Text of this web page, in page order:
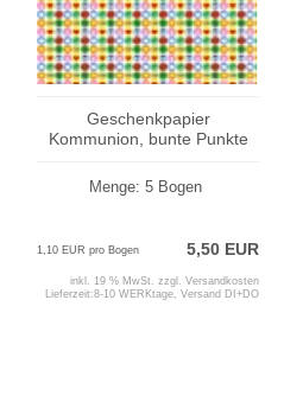
Geschenkpapier
Kommunion, bunte Punkte
Menge: 5 Bogen
5,50 EUR
1,10 EUR pro Bogen
inkl. 19 % MwSt. zzgl. Versandkosten
Lieferzeit:8-10 WERKtage, Versand DI+DO